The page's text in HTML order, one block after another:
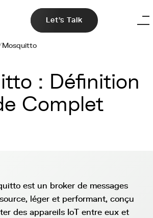
Let's Talk
Mosquitto
: Définition
Complet
est un broker de messages
léger et performant, conçu
des appareils IoT entre eux et